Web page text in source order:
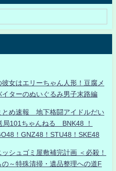
女はエリーちゃん人形！豆腐メ
ターのぬいぐるみ男子末路編
め速報 地下格闘アイドルだい
101ちゃんねる BNK48 ！
！GNZ48！STU48！SKE48
シュゴミ屋敷補完計画 ＜必殺！
～特殊清掃・遺品整理への道F